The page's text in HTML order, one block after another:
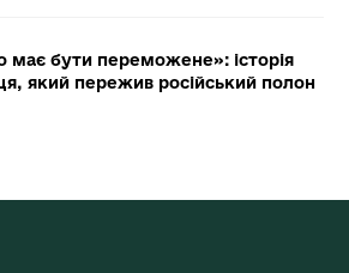
має бути переможене»: історія
який пережив російський полон